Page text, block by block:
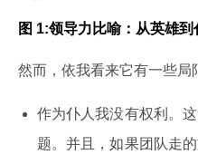
图 1:领导力比喻：从英雄到
然而，依我看来它有一些局
作为仆人我没有权利。
题。并且，如果团队走